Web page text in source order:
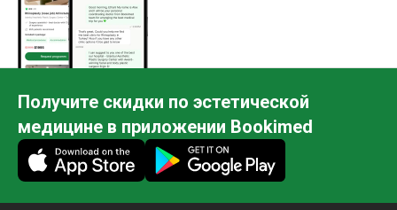
Получите скидки по эстетической
медицине в приложении Bookimed